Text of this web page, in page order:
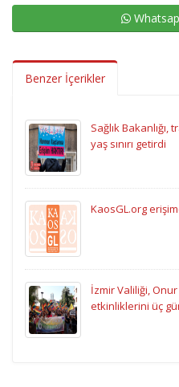
Benzer İçerikler
Sağlık Bakanlığı,
yaş sınırı getirdi
KaosGL.org
İzmir Valiliği, Onur
etkinliklerini üç